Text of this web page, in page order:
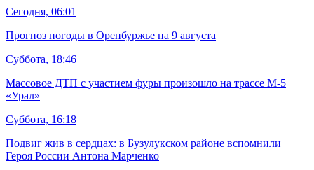
Сегодня, 06:01
Прогноз погоды в Оренбуржье на 9 августа
Суббота, 18:46
Массовое ДТП с участием фуры произошло на трассе М-5
«Урал»
Суббота, 16:18
Подвиг жив в сердцах: в Бузулукском районе вспомнили
Героя России Антона Марченко